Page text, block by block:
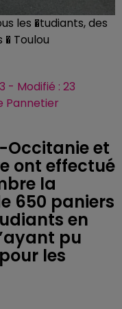
les �tudiants, des
Toulou
- Modifié : 23
Pannetier
Occitanie et
ont effectué
la
650 paniers
en
pu
les